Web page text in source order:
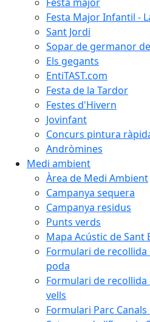
Festa Major Infantil -
Sant Jordi
Sopar de germanor
Els gegants
EntiTAST.com
Festa de la Tardor
Festes d'Hivern
Jovinfant
Concurs pintura
Andròmines
Medi ambient
Àrea de Medi Ambient
Campanya sequera
Campanya residus
Punts verds
Mapa Acústic de Sant
Formulari de
poda
Formulari de
vells
Formulari Parc